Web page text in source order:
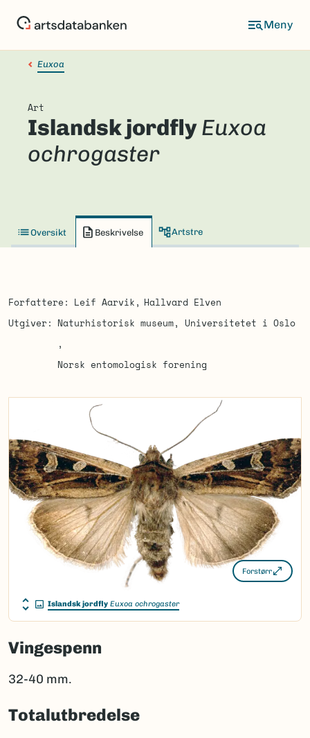
Euxoa
Art
Islandsk jordflyEuxoa
ochrogaster
Oversikt Beskrivelse Artstre
Forfattere Leif Aarvik
Hallvard Elven
Utgiver
Naturhistorisk museum, Universitetet i Oslo
Norsk entomologisk forening
Forstørr
Islandsk jordfly Euxoa ochrogaster
Vingespenn
32-40 mm.
Totalutbredelse